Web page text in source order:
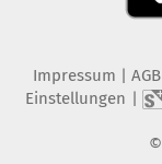
Impressum | AGB
Einstellungen |
©